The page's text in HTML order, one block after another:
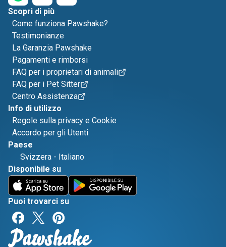
Scopri di più
Come funziona Pawshake?
Testimonianze
La Garanzia Pawshake
Pagamenti e rimborsi
FAQ per i proprietari di animali
FAQ per i Pet Sitter
Centro Assistenza
Info di utilizzo
Regole sulla privacy e Cookie
Accordo per gli Utenti
Paese
Svizzera - Italiano
Disponibile su
Puoi trovarci su